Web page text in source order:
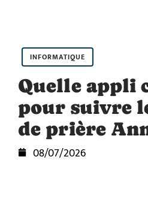
INFORMATIQUE
Quelle appli
pour suivre
de prière
08/07/2026